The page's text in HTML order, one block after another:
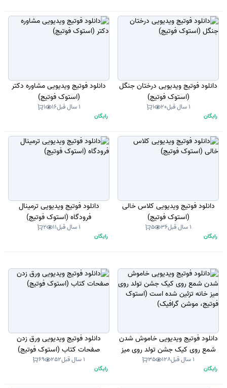
دانلود فوتیج ویدیویی درختان جنگل
(استوک فوتیج)
1 سال قبل 20
1
رایگان
دانلود فوتیج ویدیویی مشاوره دکتر
(استوک فوتیج)
1 سال قبل 16
1
رایگان
دانلود فوتیج ویدیویی کلاس خالی
(استوک فوتیج)
1 سال قبل 36
5
رایگان
دانلود فوتیج ویدیویی ترمینال
فرودگاه (استوک فوتیج)
1 سال قبل 11
2
رایگان
دانلود فوتیج ویدیویی خاموش شدن
شمع روی کیک جشن تولد روی میز
خانه تزئین شده است (استوک
1 سال قبل 128
35
رایگان
دانلود فوتیج ویدیویی ورق زدن
صفحات کتاب (استوک فوتیج)
1 سال قبل 252
69
رایگان